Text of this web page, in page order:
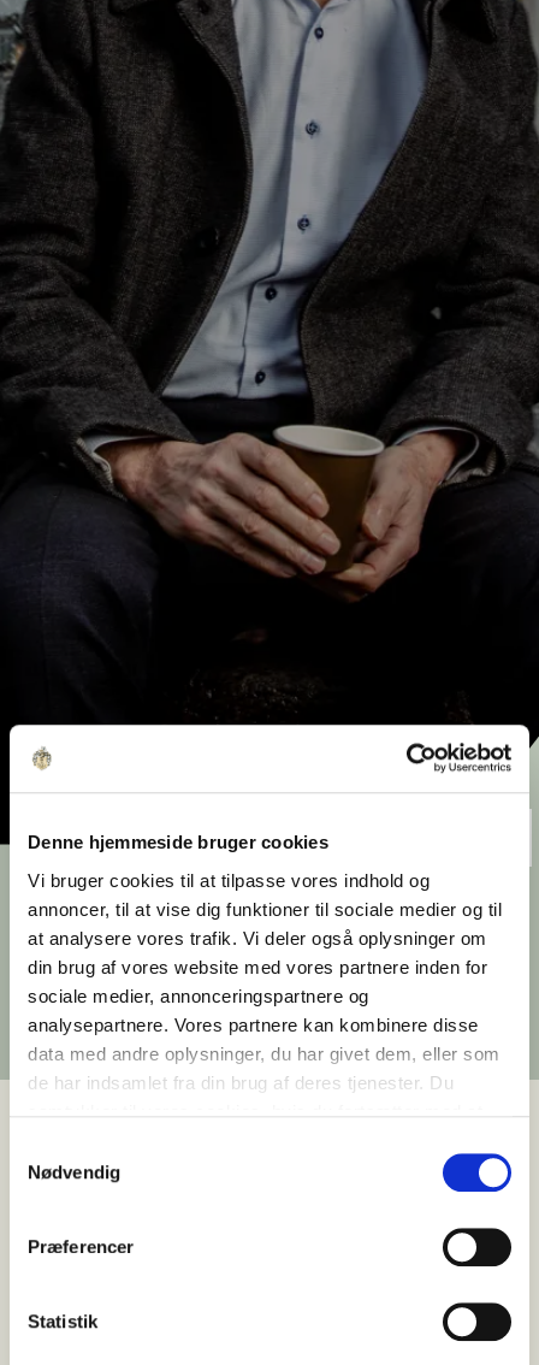
Denne hjemmeside bruger cookies
Vi bruger cookies til at tilpasse vores indhold og
annoncer, til at vise dig funktioner til sociale medier og til
at analysere vores trafik. Vi deler også oplysninger om
din brug af vores website med vores partnere inden for
sociale medier, annonceringspartnere og
analysepartnere. Vores partnere kan kombinere disse
data med andre oplysninger, du har givet dem, eller som
de har indsamlet fra din brug af deres tjenester. Du
Nødvendig
Præferencer
Statistik
Vores historie
Siden 1974 har Ejendomsselskabet Olav de
Linde arbejdet med bygninger og steder med
potentiale. Interessen for det eksisterende
præger fortsat virksomhedens udvikling.
Historien om Ejendomsselskabet Olav de Linde
købte og renoverede sine første ejendomme.
virksomhed, han etablerede i 1974.